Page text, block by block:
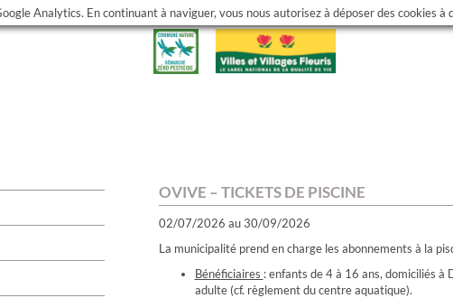
Analytics. En continuant à naviguer, vous nous autorisez à déposer des cookies
OVIVE – TICKETS DE PISCINE
02/07/2026 au 30/09/2026
La municipalité prend en charge les abonnements à la
Bénéficiaires : enfants de 4 à 16 ans, domiciliés
adulte (cf. règlement du centre aquatique).